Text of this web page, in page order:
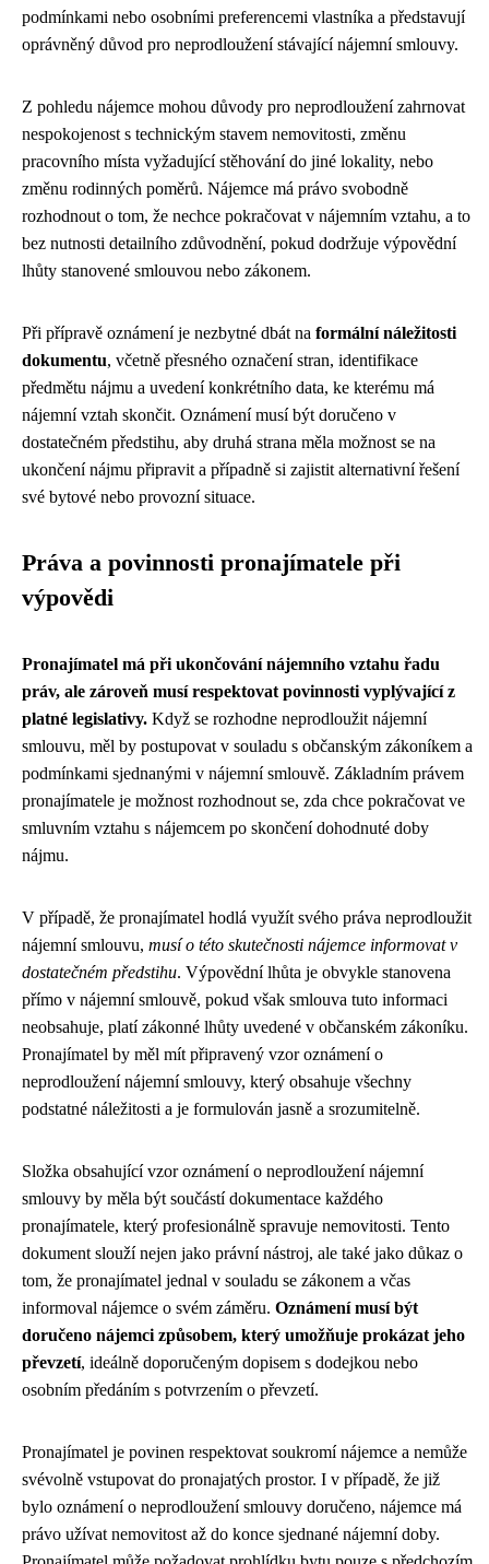
podmínkami nebo osobními preferencemi vlastníka a představují
oprávněný důvod pro neprodloužení stávající nájemní smlouvy.
Z pohledu nájemce mohou důvody pro neprodloužení zahrnovat
nespokojenost s technickým stavem nemovitosti, změnu
pracovního místa vyžadující stěhování do jiné lokality, nebo
změnu rodinných poměrů. Nájemce má právo svobodně
rozhodnout o tom, že nechce pokračovat v nájemním vztahu, a to
bez nutnosti detailního zdůvodnění, pokud dodržuje výpovědní
lhůty stanovené smlouvou nebo zákonem.
Při přípravě oznámení je nezbytné dbát na formální náležitosti
dokumentu, včetně přesného označení stran, identifikace
předmětu nájmu a uvedení konkrétního data, ke kterému má
nájemní vztah skončit. Oznámení musí být doručeno v
dostatečném předstihu, aby druhá strana měla možnost se na
ukončení nájmu připravit a případně si zajistit alternativní řešení
své bytové nebo provozní situace.
Práva a povinnosti pronajímatele při
výpovědi
Pronajímatel má při ukončování nájemního vztahu řadu
práv, ale zároveň musí respektovat povinnosti vyplývající z
platné legislativy. Když se rozhodne neprodloužit nájemní
smlouvu, měl by postupovat v souladu s občanským zákoníkem a
podmínkami sjednanými v nájemní smlouvě. Základním právem
pronajímatele je možnost rozhodnout se, zda chce pokračovat ve
smluvním vztahu s nájemcem po skončení dohodnuté doby
nájmu.
V případě, že pronajímatel hodlá využít svého práva neprodloužit
nájemní smlouvu, musí o této skutečnosti nájemce informovat v
dostatečném předstihu. Výpovědní lhůta je obvykle stanovena
přímo v nájemní smlouvě, pokud však smlouva tuto informaci
neobsahuje, platí zákonné lhůty uvedené v občanském zákoníku.
Pronajímatel by měl mít připravený vzor oznámení o
neprodloužení nájemní smlouvy, který obsahuje všechny
podstatné náležitosti a je formulován jasně a srozumitelně.
Složka obsahující vzor oznámení o neprodloužení nájemní
smlouvy by měla být součástí dokumentace každého
pronajímatele, který profesionálně spravuje nemovitosti. Tento
dokument slouží nejen jako právní nástroj, ale také jako důkaz o
tom, že pronajímatel jednal v souladu se zákonem a včas
informoval nájemce o svém záměru. Oznámení musí být
doručeno nájemci způsobem, který umožňuje prokázat jeho
převzetí, ideálně doporučeným dopisem s dodejkou nebo
osobním předáním s potvrzením o převzetí.
Pronajímatel je povinen respektovat soukromí nájemce a nemůže
svévolně vstupovat do pronajatých prostor. I v případě, že již
bylo oznámení o neprodloužení smlouvy doručeno, nájemce má
právo užívat nemovitost až do konce sjednané nájemní doby.